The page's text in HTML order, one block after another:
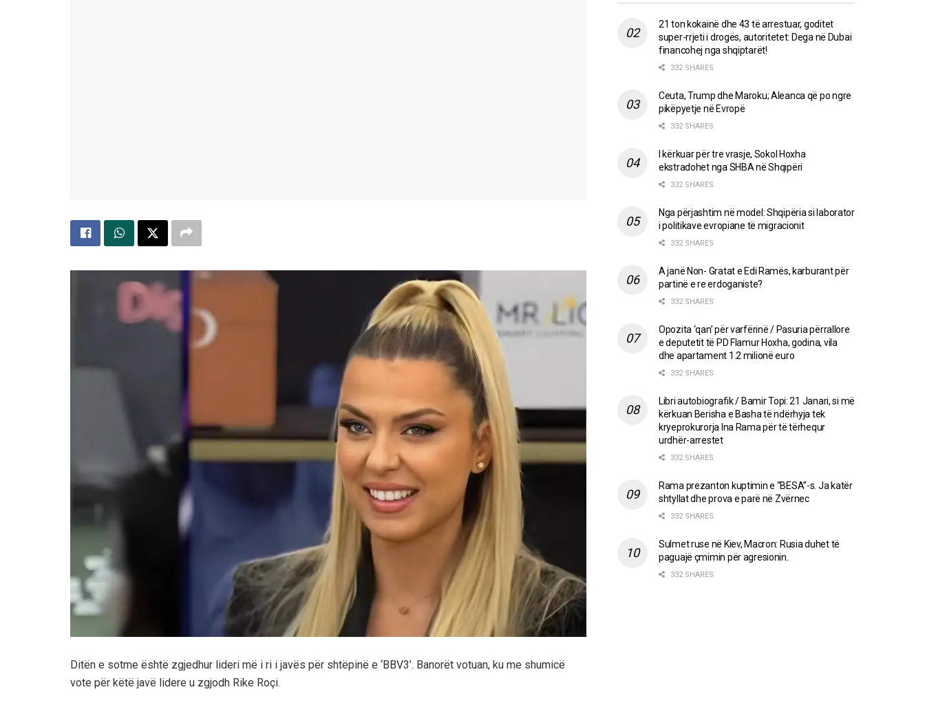
Ditën e sotme është zgjedhur lideri më i ri i javës për shtëpinë e ‘BBV3’. Banorët votuan, ku me shumicë
vote për këtë javë lidere u zgjodh Rike Roçi.
21 ton kokainë dhe 43 të arrestuar, goditet
super-rrjeti i drogës, autoritetet: Dega në Dubai
financohej nga shqiptarët!
332 SHARES
Ceuta, Trump dhe Maroku; Aleanca që po ngre
pikëpyetje në Evropë
332 SHARES
I kërkuar për tre vrasje, Sokol Hoxha
ekstradohet nga SHBA në Shqipëri
332 SHARES
Nga përjashtim në model: Shqipëria si laborator
i politikave evropiane të migracionit
332 SHARES
A janë Non- Gratat e Edi Ramës, karburant për
partinë e re erdoganiste?
332 SHARES
Opozita ‘qan’ për varfërinë / Pasuria përrallore
e deputetit të PD Flamur Hoxha, godina, vila
dhe apartament 1.2 milionë euro
332 SHARES
Libri autobiografik / Bamir Topi: 21 Janari, si më
kërkuan Berisha e Basha të ndërhyja tek
kryeprokurorja Ina Rama për të tërhequr
urdhër-arrestet
332 SHARES
Rama prezanton kuptimin e “BESA”-s. Ja katër
shtyllat dhe prova e parë në Zvërnec
332 SHARES
Sulmet ruse në Kiev, Macron: Rusia duhet të
paguajë çmimin për agresionin.
332 SHARES